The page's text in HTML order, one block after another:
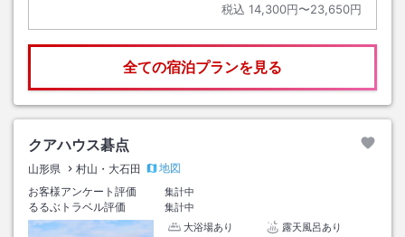
税込 14,300円〜23,650円
全ての宿泊プランを見る
クアハウス碁点
山形県 村山・大石田
地図
お客様アンケート評価
集計中
るるぶトラベル評価
集計中
大浴場あり
露天風呂あり